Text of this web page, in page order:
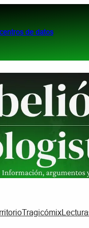
de datos
Tragicómix